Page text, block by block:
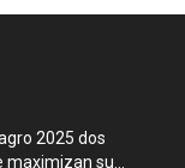
2025 dos
su...